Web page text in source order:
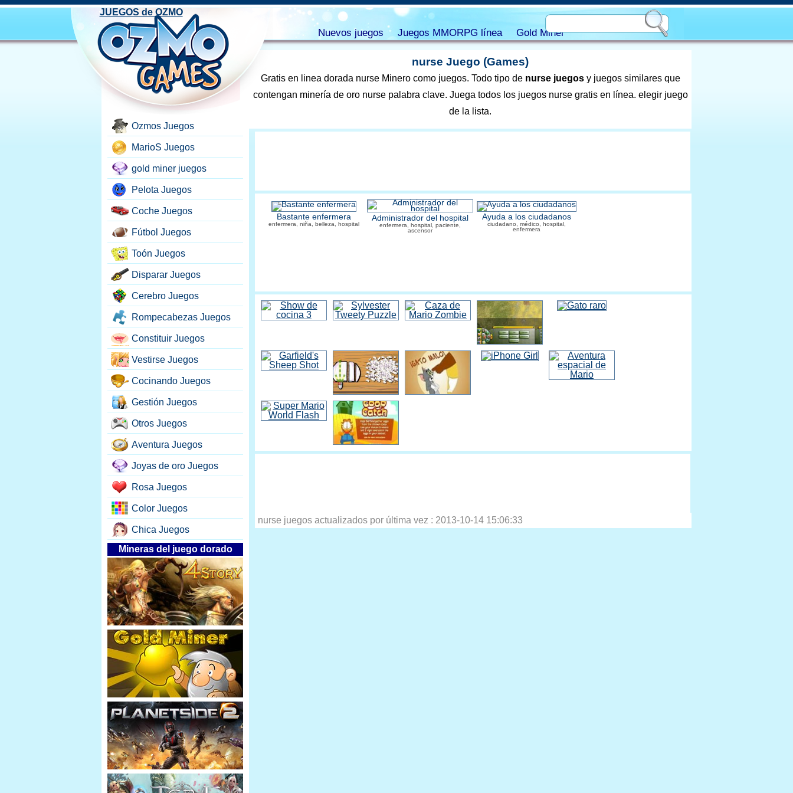
nurse Juego (Games)
Gratis en linea dorada nurse Minero como juegos. Todo tipo de nurse juegosy juegos similares que
contengan minería de oro nurse palabra clave. Juega todos los juegos nurse gratis en línea. elegir juego
de la lista.
Bastante enfermera
enfermera, niña, belleza, hospital
Administrador del hospital
enfermera, hospital, paciente,
ascensor
Ayuda a los ciudadanos
ciudadano, médico, hospital,
enfermera
nurse juegos actualizados por última vez : 2013-10-14 15:06:33
Ozmos Juegos
MarioS Juegos
gold miner juegos
Pelota Juegos
Coche Juegos
Fútbol Juegos
Toón Juegos
Disparar Juegos
Cerebro Juegos
Rompecabezas Juegos
Constituir Juegos
Vestirse Juegos
Cocinando Juegos
Gestión Juegos
Otros Juegos
Aventura Juegos
Joyas de oro Juegos
Rosa Juegos
Color Juegos
Chica Juegos
Mineras del juego dorado
JUEGOS de OZMO
Nuevos juegos Juegos MMORPG línea Gold Miner